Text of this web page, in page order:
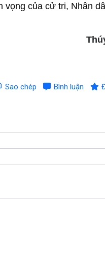
vọng của cử tri, Nhân
Sao chép Bình luận